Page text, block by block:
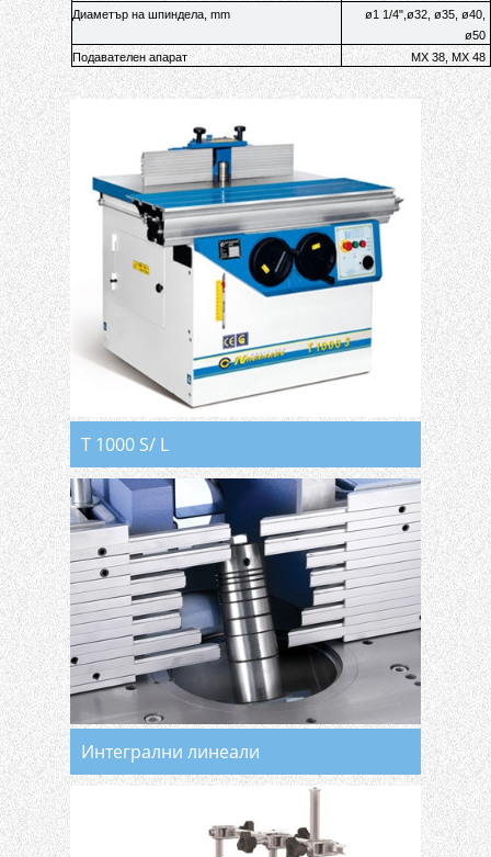
Диаметър на шпиндела, mm
ø1 1/4",ø32, ø35, ø40,
ø50
Подавателен апарат
MX 38, MX 48
T 1000 S/ L
Интегрални линеали